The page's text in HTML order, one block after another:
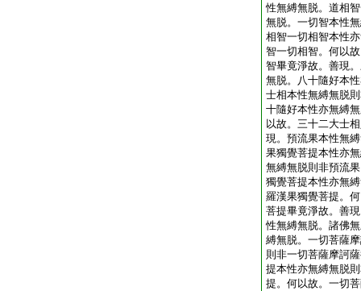
性無縛無脱。道相
無脱。一切智本性
相智一切相智本性
智一切相智。何以
智畢竟淨故。善現
無脱。八十隨好本
士相本性無縛無脱
十隨好本性亦無縛
以故。三十二大士
現。預流果本性無
果獨覺菩提本性亦
無縛無脱則非預流
獨覺菩提本性亦無
羅漢果獨覺菩提。
菩提畢竟淨故。善
性無縛無脱。諸佛
縛無脱。一切菩薩
則非一切菩薩摩訶
提本性亦無縛無脱
提。何以故。一切